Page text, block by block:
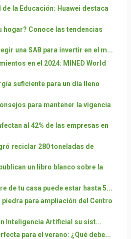
de la Educación: Huawei destaca
hogar? Conoce las tendencias
una SAB para invertir en el m...
en el 2024: MINED World
suficiente para un día lleno
para mantener la vigencia
al 42% de las empresas en
reciclar 280 toneladas de
un libro blanco sobre la
de tu casa puede estar hasta 5...
para ampliación del Centro
Inteligencia Artificial su sist...
para el verano: ¿Qué debe...